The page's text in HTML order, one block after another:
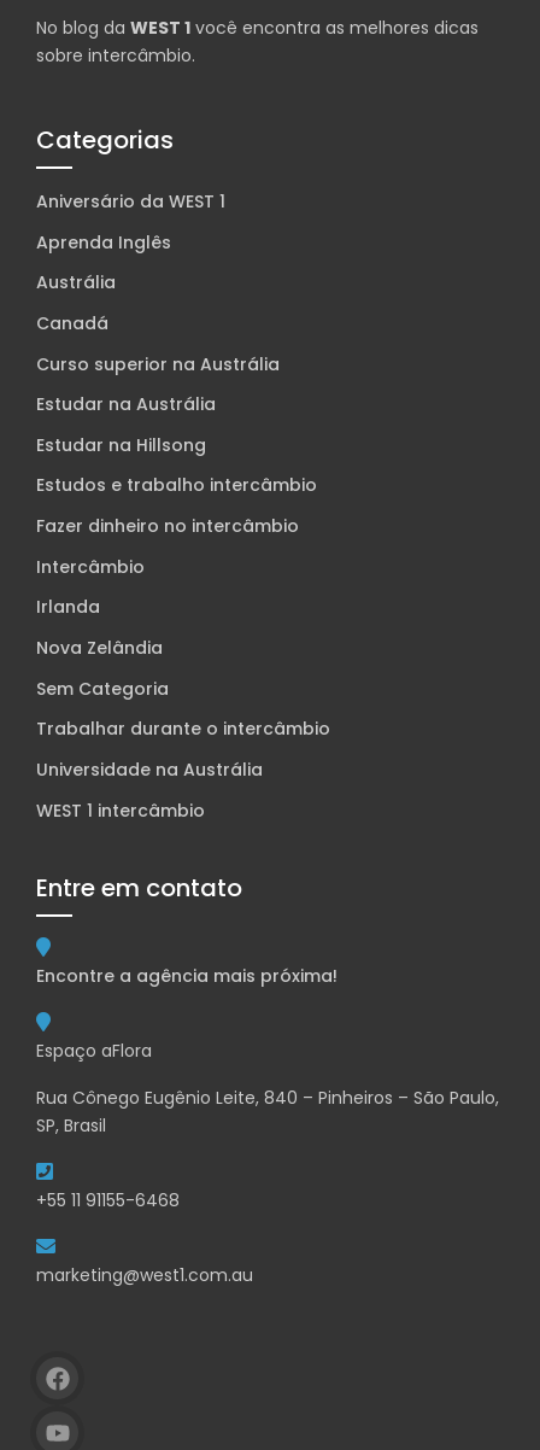
No blog da WEST 1 você encontra as melhores dicas
sobre intercâmbio.
Categorias
Aniversário da WEST 1
Aprenda Inglês
Austrália
Canadá
Curso superior na Austrália
Estudar na Austrália
Estudar na Hillsong
Estudos e trabalho intercâmbio
Fazer dinheiro no intercâmbio
Intercâmbio
Irlanda
Nova Zelândia
Sem Categoria
Trabalhar durante o intercâmbio
Universidade na Austrália
WEST 1 intercâmbio
Entre em contato
Encontre a agência mais próxima!
Espaço aFlora
Rua Cônego Eugênio Leite, 840 – Pinheiros – São Paulo,
SP, Brasil
+55 11 91155-6468
marketing@west1.com.au